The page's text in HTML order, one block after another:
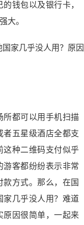
钱包以及银行卡，
大。
所都可以用手机扫描
者五星级酒店全都支
这种二维码支付似乎
游客都纷纷表示非常
方式。那么，在国
家几乎没人用？难道
原因很简单，一起来